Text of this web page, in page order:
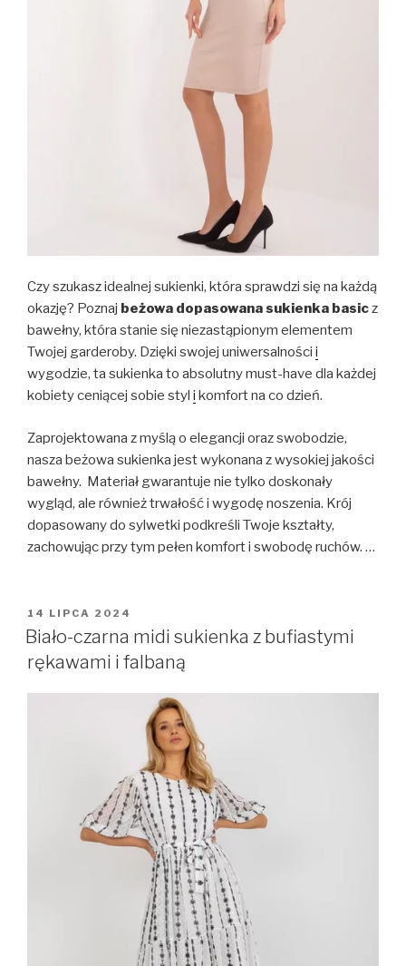
Czy szukasz idealnej sukienki, która sprawdzi się na każdą
okazję? Poznaj beżowa dopasowana sukienka basicz
bawełny, która stanie się niezastąpionym elementem
Twojej garderoby. Dzięki swojej uniwersalności i
wygodzie, ta sukienka to absolutny must-have dla każdej
kobiety ceniącej sobie styl i komfort na co dzień.
Zaprojektowana z myślą o elegancji oraz swobodzie,
nasza beżowa sukienka jest wykonana z wysokiej jakości
bawełny. Materiał gwarantuje nie tylko doskonały
wygląd, ale również trwałość i wygodę noszenia. Krój
dopasowany do sylwetki podkreśli Twoje kształty,
zachowując przy tym pełen komfort i swobodę ruchów. …
OPUBLIKOWANE
W
14 LIPCA 2024
Biało-czarna midi sukienka z bufiastymi
rękawami i falbaną